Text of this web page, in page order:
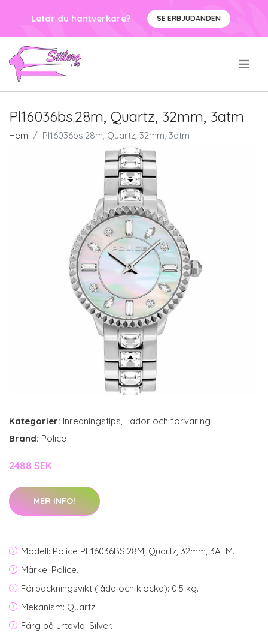
Letar du hantverkare? SE ERBJUDANDEN
Pl16036bs.28m, Quartz, 32mm, 3atm
Hem Pl16036bs.28m, Quartz, 32mm, 3atm
Kategorier: Inredningstips, Lådor och förvaring
Brand: Police
2488 SEK
MER INFO!
Modell: Police PL16036BS.28M, Quartz, 32mm, 3ATM.
Märke: Police.
Förpackningsvikt (låda och klocka): 0.5 kg.
Mekanism: Quartz.
Färg på urtavla: Silver.